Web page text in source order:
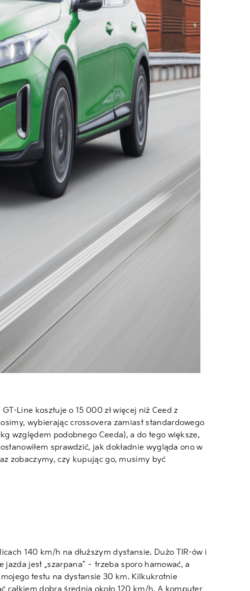
Line kosztuje o 15 000 zł więcej niż Ceed z
wybierając crossovera zamiast standardowego
względem podobnego Ceeda), a do tego większe,
sprawdzić, jak dokładnie wygląda ono w
zobaczymy, czy kupując go, musimy być
140 km/h na dłuższym dystansie. Dużo TIR-ów i
jest „szarpana” – trzeba sporo hamować, a
testu na dystansie 30 km. Kilkukrotnie